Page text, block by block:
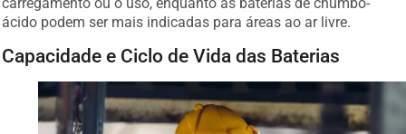
carregamento ou o uso, enquanto as baterias de chumbo-
ácido podem ser mais indicadas para áreas ao ar livre.
Capacidade e Ciclo de Vida das Baterias